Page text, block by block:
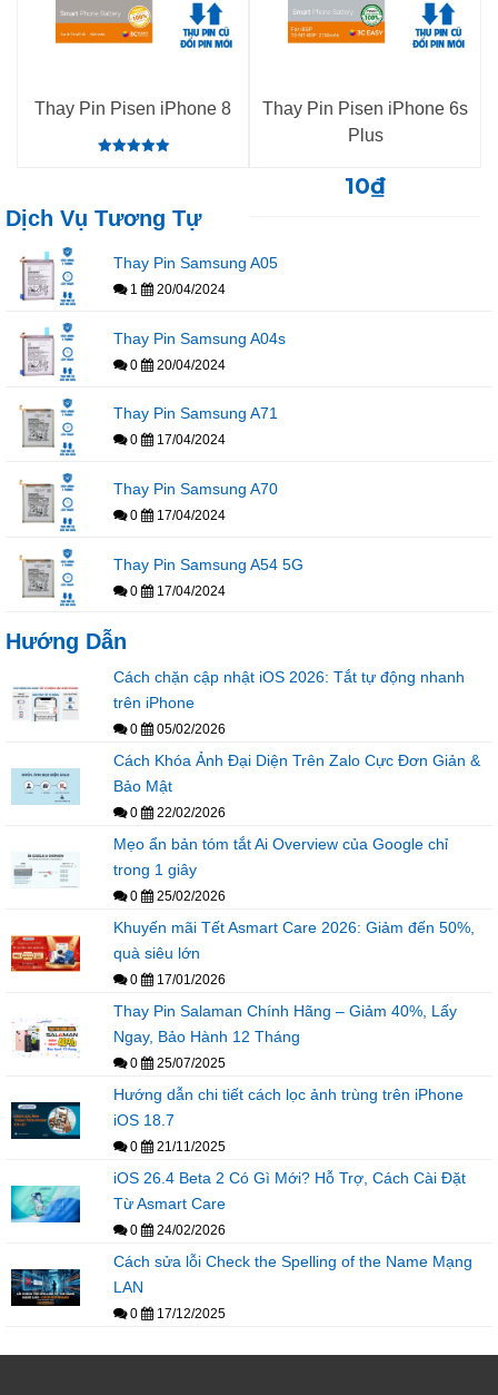
Thay Pin Pisen iPhone 8
Thay Pin Pisen iPhone 6s
Plus
10₫
Dịch Vụ Tương Tự
Thay Pin Samsung A05
1 20/04/2024
Thay Pin Samsung A04s
0 20/04/2024
Thay Pin Samsung A71
0 17/04/2024
Thay Pin Samsung A70
0 17/04/2024
Thay Pin Samsung A54 5G
0 17/04/2024
Hướng Dẫn
Cách chặn cập nhật iOS 2026: Tắt tự động nhanh
trên iPhone
0 05/02/2026
Cách Khóa Ảnh Đại Diện Trên Zalo Cực Đơn Giản &
Bảo Mật
0 22/02/2026
Mẹo ẩn bản tóm tắt Ai Overview của Google chỉ
trong 1 giây
0 25/02/2026
Khuyến mãi Tết Asmart Care 2026: Giảm đến 50%,
quà siêu lớn
0 17/01/2026
Thay Pin Salaman Chính Hãng – Giảm 40%, Lấy
Ngay, Bảo Hành 12 Tháng
0 25/07/2025
Hướng dẫn chi tiết cách lọc ảnh trùng trên iPhone
iOS 18.7
0 21/11/2025
iOS 26.4 Beta 2 Có Gì Mới? Hỗ Trợ, Cách Cài Đặt
Từ Asmart Care
0 24/02/2026
Cách sửa lỗi Check the Spelling of the Name Mạng
LAN
0 17/12/2025